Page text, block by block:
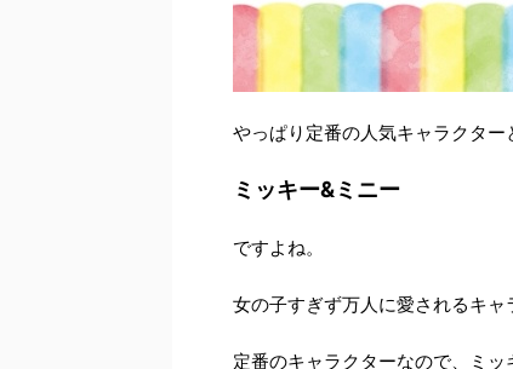
やっぱり定番の人気キャラクター
ミッキー&ミニー
ですよね。
女の子すぎず万人に愛されるキャ
定番のキャラクターなので、ミ